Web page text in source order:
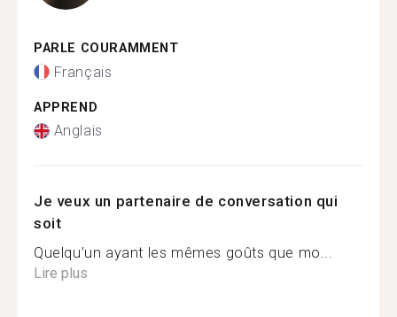
PARLE COURAMMENT
Français
APPREND
Anglais
Je veux un partenaire de conversation qui
soit
Quelqu’un ayant les mêmes goûts que mo...
Lire plus